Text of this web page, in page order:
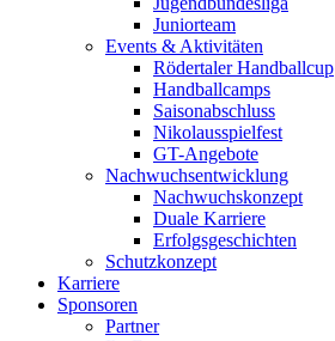
Juniorteam
Events & Aktivitäten
Rödertaler Handballcup
Handballcamps
Saisonabschluss
Nikolausspielfest
GT-Angebote
Nachwuchsentwicklung
Nachwuchskonzept
Duale Karriere
Erfolgsgeschichten
Schutzkonzept
Karriere
Sponsoren
Partner